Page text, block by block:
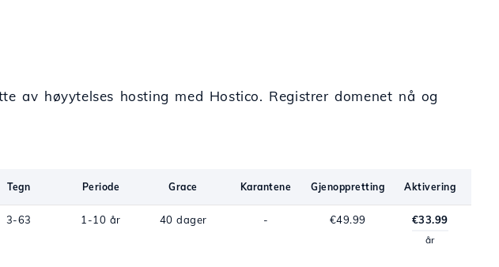
av høyytelses hosting med Hostico. Registrer domenet nå og
Tegn Periode Grace Karantene Gjenoppretting Aktivering
3-63 1-10 år 40 dager - €49.99 €33.99
år